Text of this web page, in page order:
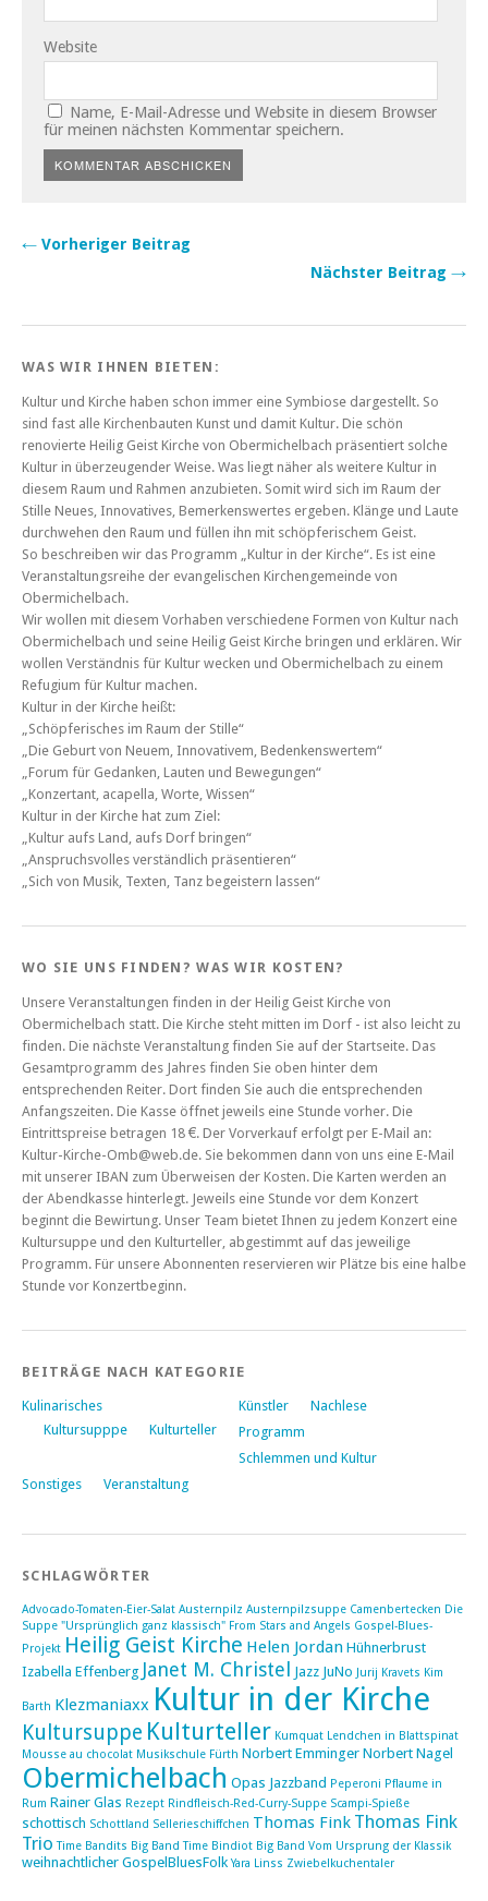
Website
Name, E-Mail-Adresse und Website in diesem Browser
für meinen nächsten Kommentar speichern.
← Vorheriger Beitrag
Nächster Beitrag →
WAS WIR IHNEN BIETEN:
Kultur und Kirche haben schon immer eine Symbiose dargestellt. So
sind fast alle Kirchenbauten Kunst und damit Kultur. Die schön
renovierte Heilig Geist Kirche von Obermichelbach präsentiert solche
Kultur in überzeugender Weise. Was liegt näher als weitere Kultur in
diesem Raum und Rahmen anzubieten. Somit wird sich im Raum der
Stille Neues, Innovatives, Bemerkenswertes ergeben. Klänge und Laute
durchwehen den Raum und füllen ihn mit schöpferischem Geist.
So beschreiben wir das Programm „Kultur in der Kirche“. Es ist eine
Veranstaltungsreihe der evangelischen Kirchengemeinde von
Obermichelbach.
Wir wollen mit diesem Vorhaben verschiedene Formen von Kultur nach
Obermichelbach und seine Heilig Geist Kirche bringen und erklären. Wir
wollen Verständnis für Kultur wecken und Obermichelbach zu einem
Refugium für Kultur machen.
Kultur in der Kirche heißt:
„Schöpferisches im Raum der Stille“
„Die Geburt von Neuem, Innovativem, Bedenkenswertem“
„Forum für Gedanken, Lauten und Bewegungen“
„Konzertant, acapella, Worte, Wissen“
Kultur in der Kirche hat zum Ziel:
„Kultur aufs Land, aufs Dorf bringen“
„Anspruchsvolles verständlich präsentieren“
„Sich von Musik, Texten, Tanz begeistern lassen“
WO SIE UNS FINDEN? WAS WIR KOSTEN?
Unsere Veranstaltungen finden in der Heilig Geist Kirche von
Obermichelbach statt. Die Kirche steht mitten im Dorf - ist also leicht zu
finden. Die nächste Veranstaltung finden Sie auf der Startseite. Das
Gesamtprogramm des Jahres finden Sie oben hinter dem
entsprechenden Reiter. Dort finden Sie auch die entsprechenden
Anfangszeiten. Die Kasse öffnet jeweils eine Stunde vorher. Die
Eintrittspreise betragen 18 €. Der Vorverkauf erfolgt per E-Mail an:
Kultur-Kirche-Omb@web.de. Sie bekommen dann von uns eine E-Mail
mit unserer IBAN zum Überweisen der Kosten. Die Karten werden an
der Abendkasse hinterlegt. Jeweils eine Stunde vor dem Konzert
beginnt die Bewirtung. Unser Team bietet Ihnen zu jedem Konzert eine
Kultursuppe und den Kulturteller, abgestimmt auf das jeweilige
Programm. Für unsere Abonnenten reservieren wir Plätze bis eine halbe
Stunde vor Konzertbeginn.
BEITRÄGE NACH KATEGORIE
Kulinarisches
Kultursupppe
Kulturteller
Künstler
Nachlese
Programm
Schlemmen und Kultur
Sonstiges
Veranstaltung
SCHLAGWÖRTER
Advocado-Tomaten-Eier-Salat Austernpilz Austernpilzsuppe Camenbertecken Die
Suppe "Ursprünglich ganz klassisch" From Stars and Angels Gospel-Blues-
Projekt Heilig Geist Kirche Helen Jordan Hühnerbrust
Izabella Effenberg Janet M. Christel Jazz JuNo Jurij Kravets Kim
Barth Klezmaniaxx Kultur in der Kirche
Kultursuppe Kulturteller Kumquat Lendchen in Blattspinat
Mousse au chocolat Musikschule Fürth Norbert Emminger Norbert Nagel
Obermichelbach Opas Jazzband Peperoni Pflaume in
Rum Rainer Glas Rezept Rindfleisch-Red-Curry-Suppe Scampi-Spieße
schottisch Schottland Sellerieschiffchen Thomas Fink Thomas Fink
Trio Time Bandits Big Band Time Bindiot Big Band Vom Ursprung der Klassik
weihnachtlicher GospelBluesFolk Yara Linss Zwiebelkuchentaler